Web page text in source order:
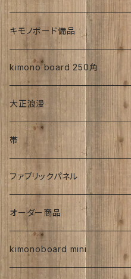
お花
詩入り
沖縄：カタチキ
愛知:アイヒラコ
雑誌
CLasism
27ｃｍサイズから上
キモノボード備品
イーゼル
文字入れ
伊藤髄賢氏
風呂敷
強力磁石内臓
時計
kimono board 250角
平成着物
ろうけつ染め
昭和中期の着物
お召
大正浪漫
アンティーク
ユーモア
帯
アンティーク
お祝い
ファブリックパネル
着物柄
紅型
オーダー商品
kimonoboard mini